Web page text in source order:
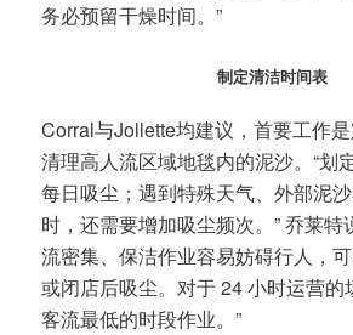
务必预留干燥时间。”
制定清洁时间表
Corral与Jollette均建议，首要工作
清理高人流区域地毯内的泥沙。“划
每日吸尘；遇到特殊天气、外部泥
时，还需要增加吸尘频次。” 乔莱特
流密集、保洁作业容易妨碍行人，
或闭店后吸尘。对于 24 小时运营的
客流最低的时段作业。”